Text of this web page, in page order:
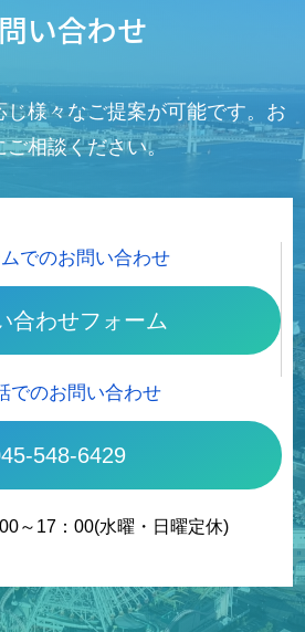
い合わせ
様々なご提案が可能です。お
ご相談ください。
でのお問い合わせ
合わせフォーム
でのお問い合わせ
548-6429
～17：00(水曜・日曜定休)